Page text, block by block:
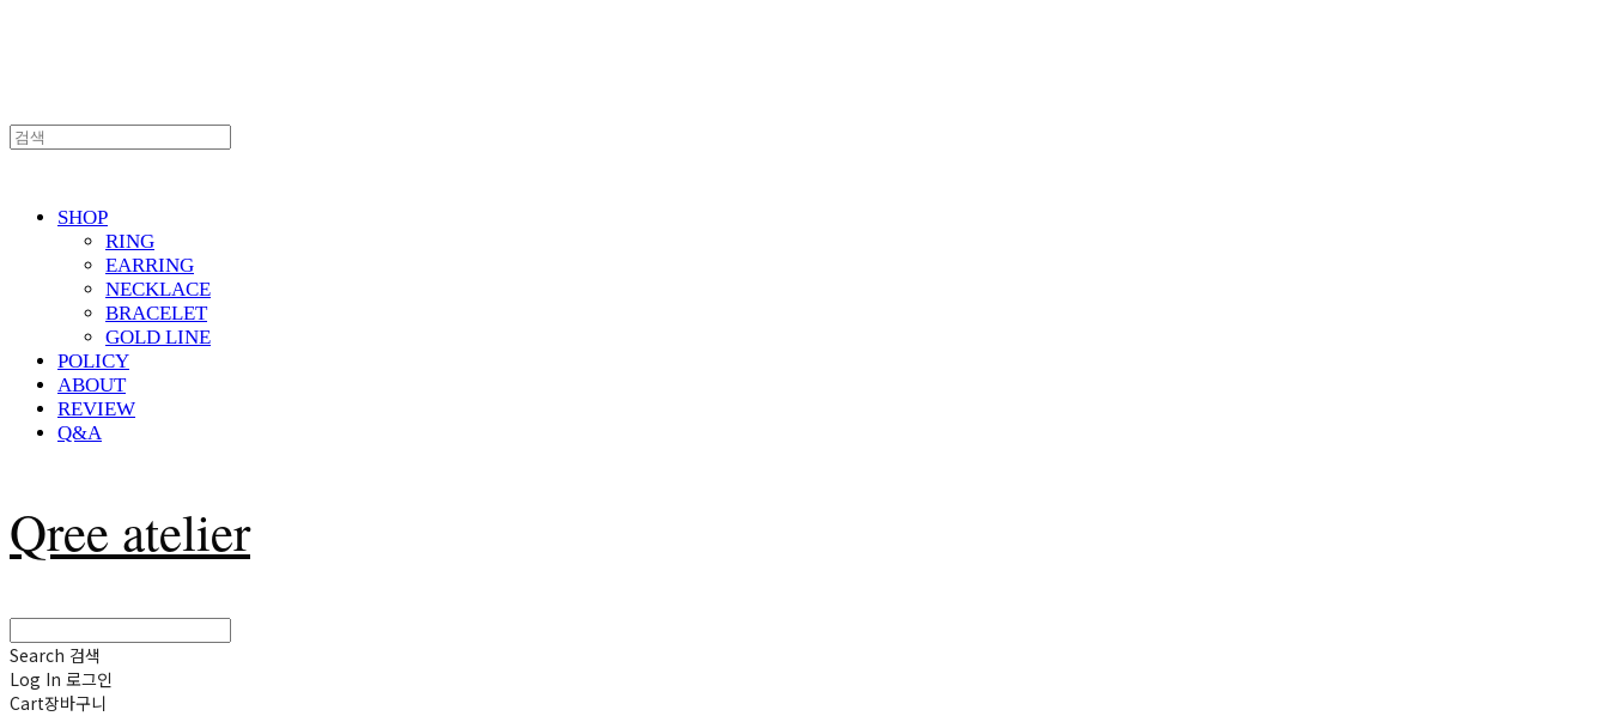
SHOP
RING
EARRING
NECKLACE
BRACELET
GOLD LINE
POLICY
ABOUT
REVIEW
Q&A
Qree atelier
Search 검색
Log In 로그인
Cart장바구니